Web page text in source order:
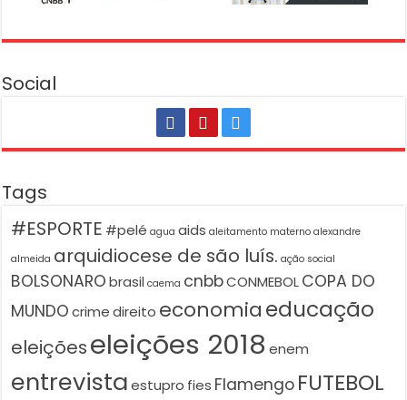
Social
Tags
#ESPORTE #pelé agua aids aleitamento materno alexandre
almeida arquidiocese de são luís. ação social
BOLSONARO brasil caema cnbbCONMEBOLCOPA DO
MUNDO crime direito economiaeducação
eleiçõeseleições 2018 enem
entrevista estupro fies Flamengo FUTEBOL